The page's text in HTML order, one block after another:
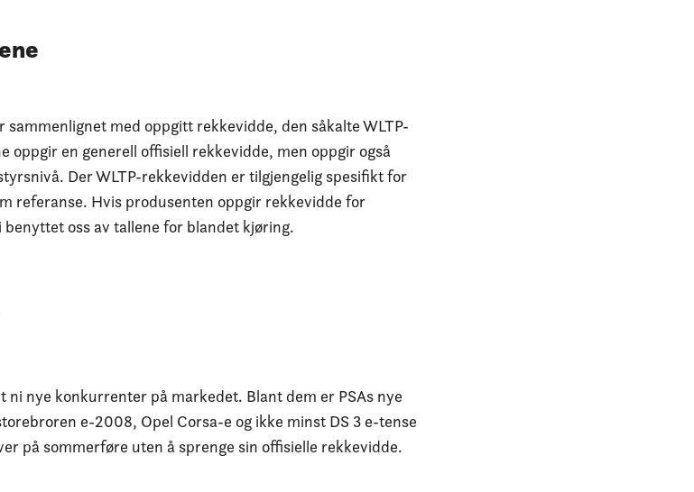
med oppgitt rekkevidde, den såkalte WLTP-
oppgir en generell offisiell rekkevidde, men oppgir også
Der WLTP-rekkevidden er tilgjengelig spesifikt for
referanse. Hvis produsenten oppgir rekkevidde for
oss av tallene for blandet kjøring.
nye konkurrenter på markedet. Blant dem er PSAs nye
e-2008, Opel Corsa-e og ikke minst DS 3 e-tense
på sommerføre uten å sprenge sin offisielle rekkevidde.